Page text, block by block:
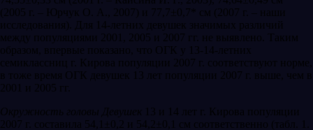
(2005 г. – Юрчук О. А., 2007) и 77,7±0,7* см (2007 г. – наши
исследования). Для 14-летних девушек значимых различий
между популяциями 2001, 2005 и 2007 гг. не выявлено. Таким
образом, впервые показано, что ОГК у 13-14-летних
семиклассниц г. Кирова популяции 2007 г. соответствуют норме,
в тоже время ОГК девушек 13 лет популяции 2007 г. выше, чем в
2001 и 2005 гг.
Окружность головы Девушек 13 и 14 лет г. Кирова популяции
2007 г. составила 54,1±0,2 и 54,2±0,1 см соответственно (табл. 1.